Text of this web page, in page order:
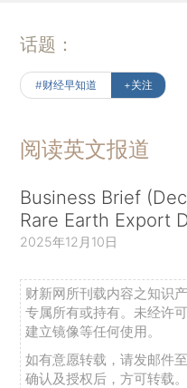
话题：
#财经早知道 +关注
阅读英文报道
Business Brief
Rare Earth Export
2025年12月10日
财新网所刊载内容之知识
专属所有或持有。未经许
建立镜像等任何使用。
如有意愿转载，请发邮件至
确认及授权后，方可转载。